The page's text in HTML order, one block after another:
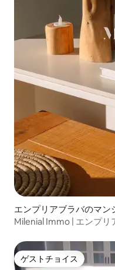
エンプリアブラバのマン
Milenial Immo | エンプリ
ゲストチョイス
ゲストチョイス